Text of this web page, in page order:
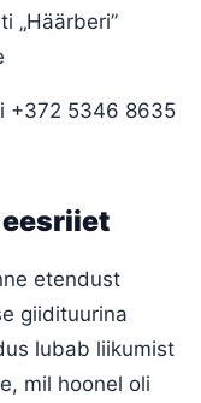
„Häärberi”
+372 5346 8635
etendust
giidituurina
lubab liikumist
mil hoonel oli